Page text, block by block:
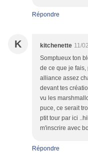
Répondre
K kitchenette 11/
Somptueux ton
de ce que je fais,
alliance assez
devant tes
vu les
puce, ce serait
ptit tour par ici
m'inscrire avec
Répondre